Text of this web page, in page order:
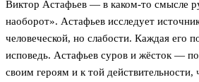
Виктор Астафьев — в каком-то смысле
наоборот». Астафьев исследует
человеческой, но слабости. Каждая его
исповедь. Астафьев суров и жёсток —
своим героям и к той действительности,